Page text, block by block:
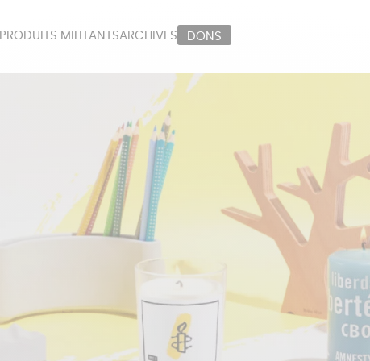
PAPETERIE
ÉPICERIE
PRODUITS MILITANTSARCHIVES DONS